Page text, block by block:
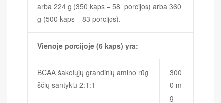
arba 224 g (350 kaps – 58 porcijos) arba 360
g (500 kaps – 83 porcijos).
Vienoje porcijoje (6 kaps) yra:
BCAA šakotųjų grandinių amino rūg
ščių santykiu 2:1:1
300
0 m
g